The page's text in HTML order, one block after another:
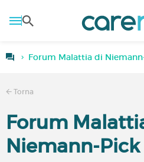
Forum Malattia di
Torna
Forum
Niemann-Pick